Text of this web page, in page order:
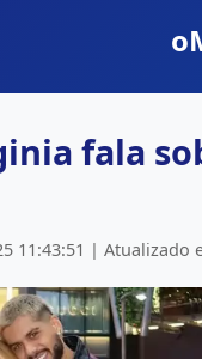
fala
11:43:51 | Atualizado